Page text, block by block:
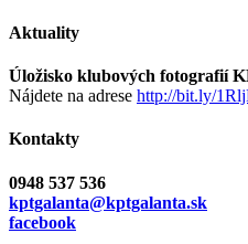
Aktuality
Úložisko klubových fotografií
Nájdete na adrese http://bit.ly/
Kontakty
0948 537 536
kptgalanta@kptgalanta.sk
facebook